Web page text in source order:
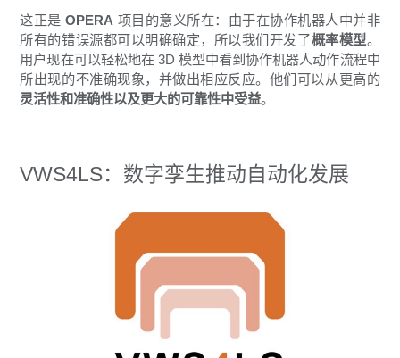
这正是OPERA 项目的意义所在：由于在协作机器人中并非
所有的错误源都可以明确确定，所以我们开发了概率模型。
用户现在可以轻松地在 3D 模型中看到协作机器人动作流程中
所出现的不准确现象，并做出相应反应。他们可以从更高的
灵活性和准确性以及更大的可靠性中受益。
VWS4LS：数字孪生推动自动化发展